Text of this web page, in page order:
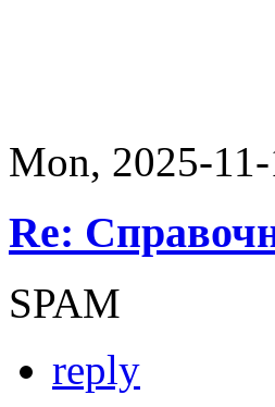
Mon, 2025-
Re:
SPAM
reply